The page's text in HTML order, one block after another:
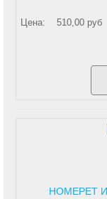
Цена: 510,00 руб